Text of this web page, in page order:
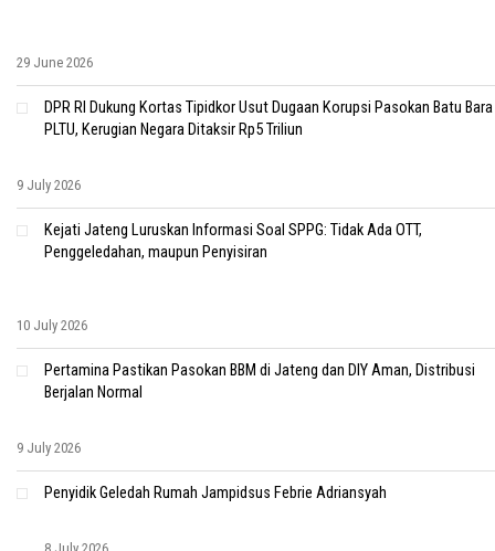
29 June 2026
DPR RI Dukung Kortas Tipidkor Usut Dugaan Korupsi Pasokan Batu Bara
PLTU, Kerugian Negara Ditaksir Rp5 Triliun
9 July 2026
Kejati Jateng Luruskan Informasi Soal SPPG: Tidak Ada OTT,
Penggeledahan, maupun Penyisiran
10 July 2026
Pertamina Pastikan Pasokan BBM di Jateng dan DIY Aman, Distribusi
Berjalan Normal
9 July 2026
Penyidik Geledah Rumah Jampidsus Febrie Adriansyah